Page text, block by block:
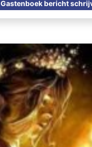
Gastenboek bericht